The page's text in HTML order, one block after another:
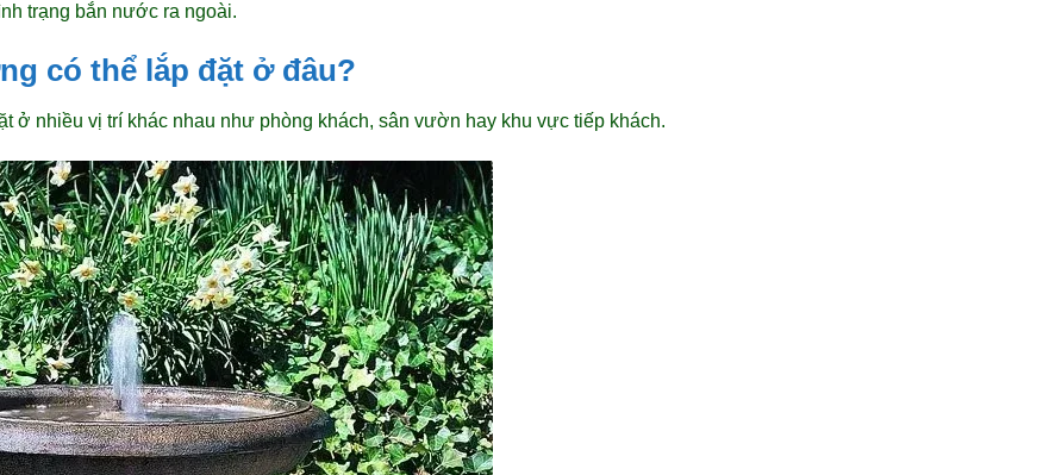
trạng bắn nước ra ngoài.
có thể lắp đặt ở đâu?
ở nhiều vị trí khác nhau như phòng khách, sân vườn hay khu vực tiếp khách.